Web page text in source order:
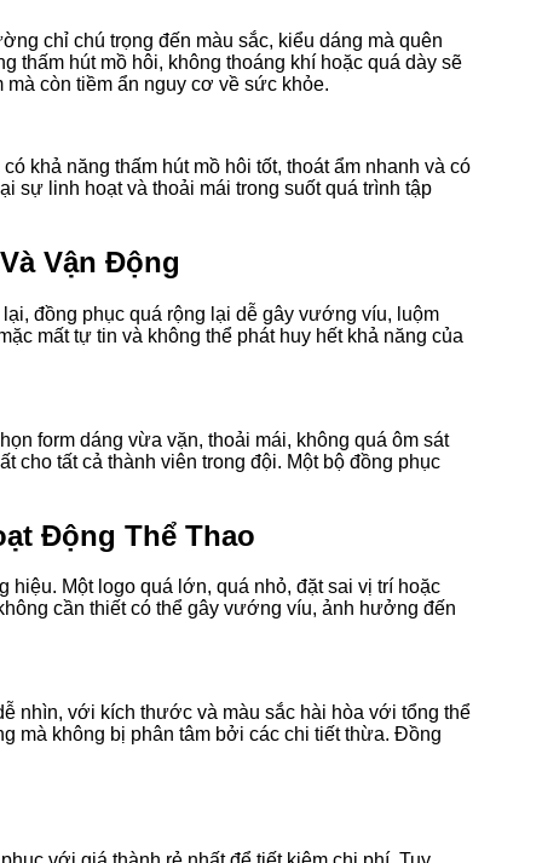
chỉ chú trọng đến màu sắc, kiểu dáng mà quên
thấm hút mồ hôi, không thoáng khí hoặc quá dày sẽ
còn tiềm ẩn nguy cơ về sức khỏe.
khả năng thấm hút mồ hôi tốt, thoát ẩm nhanh và có
sự linh hoạt và thoải mái trong suốt quá trình tập
Vận Động
đồng phục quá rộng lại dễ gây vướng víu, luộm
mất tự tin và không thể phát huy hết khả năng của
form dáng vừa vặn, thoải mái, không quá ôm sát
cho tất cả thành viên trong đội. Một bộ đồng phục
Động Thể Thao
Một logo quá lớn, quá nhỏ, đặt sai vị trí hoặc
cần thiết có thể gây vướng víu, ảnh hưởng đến
nhìn, với kích thước và màu sắc hài hòa với tổng thể
mà không bị phân tâm bởi các chi tiết thừa. Đồng